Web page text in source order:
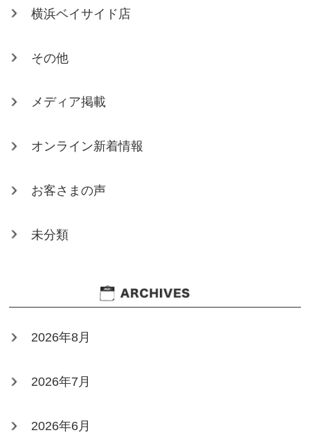
横浜ベイサイド店
その他
メディア掲載
オンライン新着情報
お客さまの声
未分類
2026年8月
2026年7月
2026年6月